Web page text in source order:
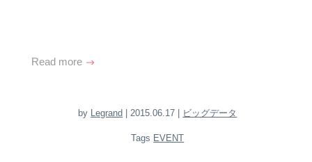
Read more
by Legrand | 2015.06.17 | ビッグデータ
Tags EVENT